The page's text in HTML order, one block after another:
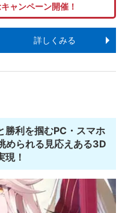
ャンペーン開催！
詳しくみる
勝利を掴むPC・スマホ
められる見応えある3D
現！